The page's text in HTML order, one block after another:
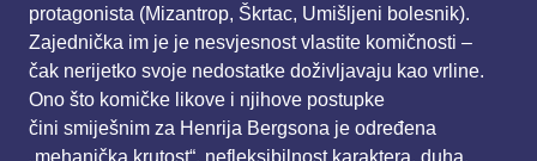
protagonista (Mizantrop, Škrtac, Umišljeni bolesnik).
Zajednička im je je nesvjesnost vlastite komičnosti –
čak nerijetko svoje nedostatke doživljavaju kao vrline.
Ono što komičke likove i njihove postupke
čini smiješnim za Henrija Bergsona je određena